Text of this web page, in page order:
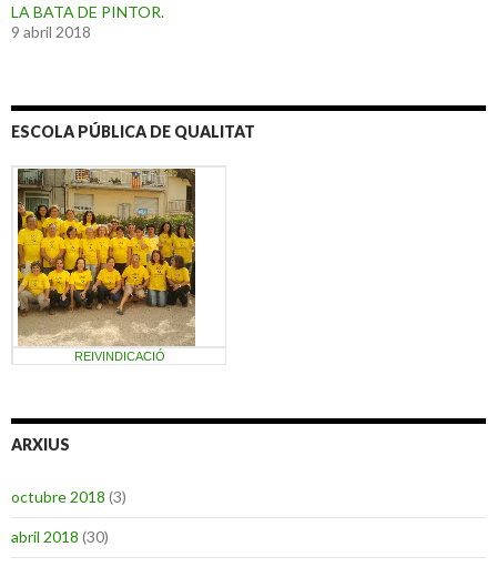
LA BATA DE PINTOR.
9 abril 2018
ESCOLA PÚBLICA DE QUALITAT
REIVINDICACIÓ
ARXIUS
octubre 2018 (3)
abril 2018 (30)